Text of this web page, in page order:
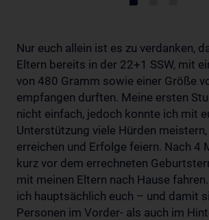
Nur euch allein ist es zu verdanken,
Eltern bereits in der 22+1 SSW, mit
von 480 Gramm sowie einer Größe
empfangen durften. Meine ersten
nicht einfach, jedoch konnte ich mit
Unterstützung viele Hürden
erreichen und Erfolge feiern. Nach 4
kurz vor dem errechneten
mit meinen Eltern nach Hause
ich hauptsächlich euch – und damit
Personen im Vorder- als auch im